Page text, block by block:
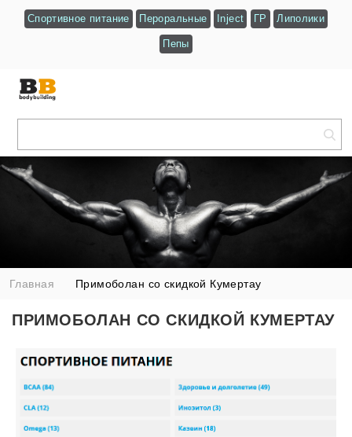
Спортивное питание Пероральные Inject ГР Липолики
Пепы
Главная Примоболан со скидкой Кумертау
ПРИМОБОЛАН СО СКИДКОЙ КУМЕРТАУ